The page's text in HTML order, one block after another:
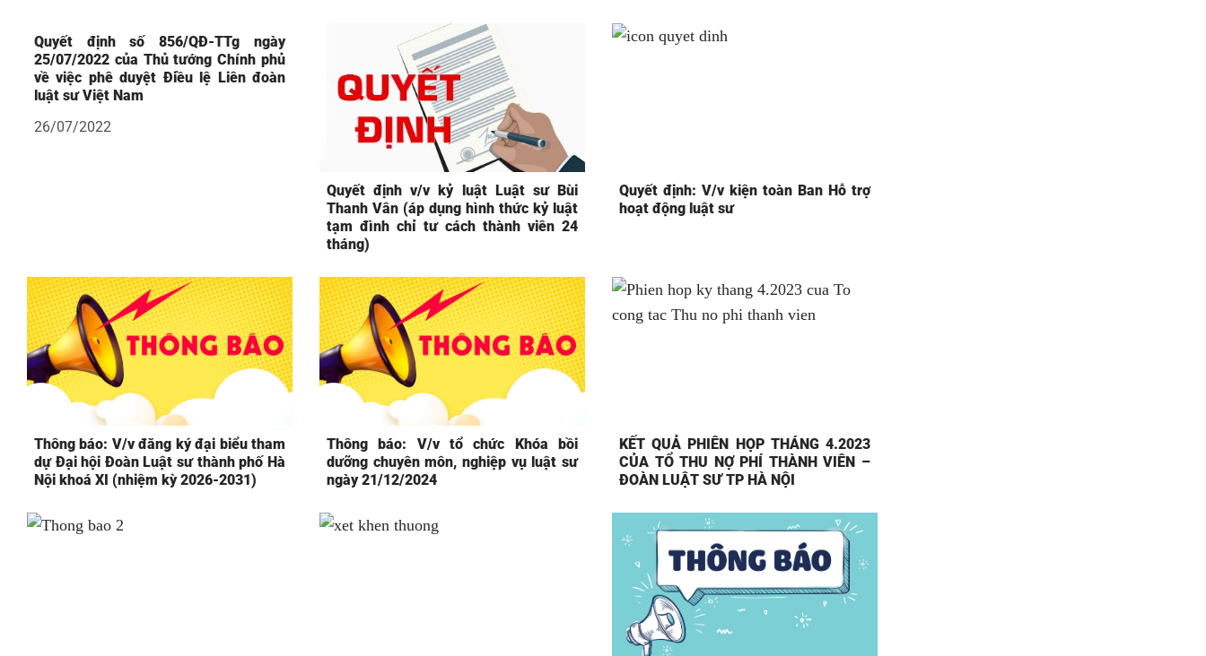
Quyết định số 856/QĐ-TTg ngày
25/07/2022 của Thủ tướng Chính phủ
về việc phê duyệt Điều lệ Liên đoàn
luật sư Việt Nam
26/07/2022
Quyết định v/v kỷ luật Luật sư Bùi
Thanh Vân (áp dụng hình thức kỷ luật
tạm đình chỉ tư cách thành viên 24
tháng)
Quyết định: V/v kiện toàn Ban Hỗ trợ
hoạt động luật sư
Thông báo: V/v đăng ký đại biểu tham
dự Đại hội Đoàn Luật sư thành phố Hà
Nội khoá XI (nhiệm kỳ 2026-2031)
Thông báo: V/v tổ chức Khóa bồi
dưỡng chuyên môn, nghiệp vụ luật sư
ngày 21/12/2024
KẾT QUẢ PHIÊN HỌP THÁNG 4.2023
CỦA TỔ THU NỢ PHÍ THÀNH VIÊN –
ĐOÀN LUẬT SƯ TP HÀ NỘI